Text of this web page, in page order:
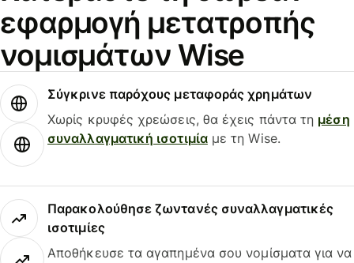
εφαρμογή μετατροπής
νομισμάτων Wise
Σύγκρινε παρόχους μεταφοράς χρημάτων
Χωρίς κρυφές χρεώσεις, θα έχεις πάντα τη μέση
συναλλαγματική ισοτιμίαμε τη Wise.
Παρακολούθησε ζωντανές συναλλαγματικές
ισοτιμίες
Αποθήκευσε τα αγαπημένα σου νομίσματα για να